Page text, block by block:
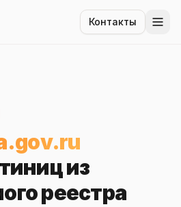
Контакты
из
реестра